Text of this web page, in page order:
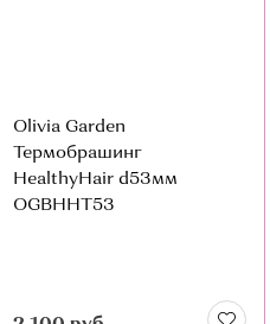
Olivia Garden
Термобрашинг
HealthyHair d53мм
OGBHHT53